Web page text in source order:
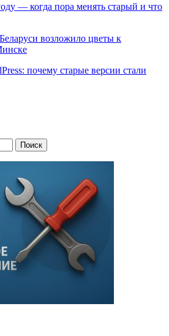
— когда пора менять старый и что
возложило цветы к
почему старые версии стали